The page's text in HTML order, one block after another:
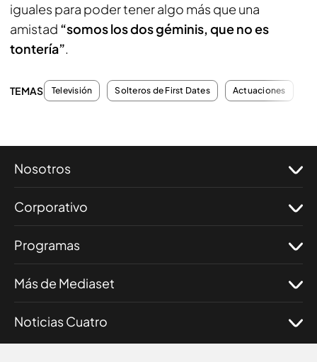
iguales para poder tener algo más que una
amistad “somos los dos géminis, que no es
tontería”.
TEMAS Televisión Solteros de First Dates Actuaciones
Nosotros
Corporativo
Programas
Más de Mediaset
Noticias Cuatro